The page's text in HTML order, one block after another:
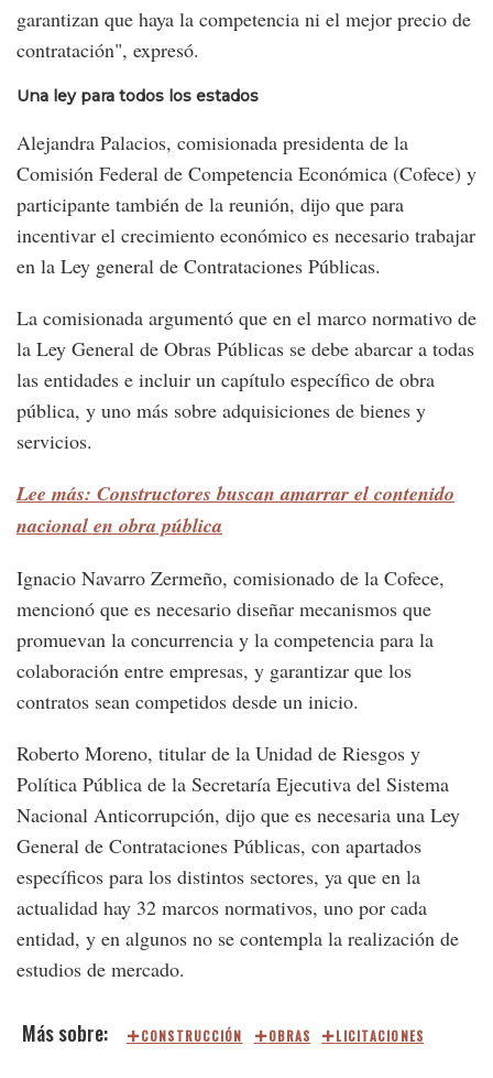
garantizan que haya la competencia ni el mejor precio de
contratación", expresó.
Una ley para todos los estados
Alejandra Palacios, comisionada presidenta de la
Comisión Federal de Competencia Económica (Cofece) y
participante también de la reunión, dijo que para
incentivar el crecimiento económico es necesario trabajar
en la Ley general de Contrataciones Públicas.
La comisionada argumentó que en el marco normativo de
la Ley General de Obras Públicas se debe abarcar a todas
las entidades e incluir un capítulo específico de obra
pública, y uno más sobre adquisiciones de bienes y
servicios.
Lee más: Constructores buscan amarrar el contenido
nacional en obra pública
Ignacio Navarro Zermeño, comisionado de la Cofece,
mencionó que es necesario diseñar mecanismos que
promuevan la concurrencia y la competencia para la
colaboración entre empresas, y garantizar que los
contratos sean competidos desde un inicio.
Roberto Moreno, titular de la Unidad de Riesgos y
Política Pública de la Secretaría Ejecutiva del Sistema
Nacional Anticorrupción, dijo que es necesaria una Ley
General de Contrataciones Públicas, con apartados
específicos para los distintos sectores, ya que en la
actualidad hay 32 marcos normativos, uno por cada
entidad, y en algunos no se contempla la realización de
estudios de mercado.
CONSTRUCCIÓN OBRAS LICITACIONES